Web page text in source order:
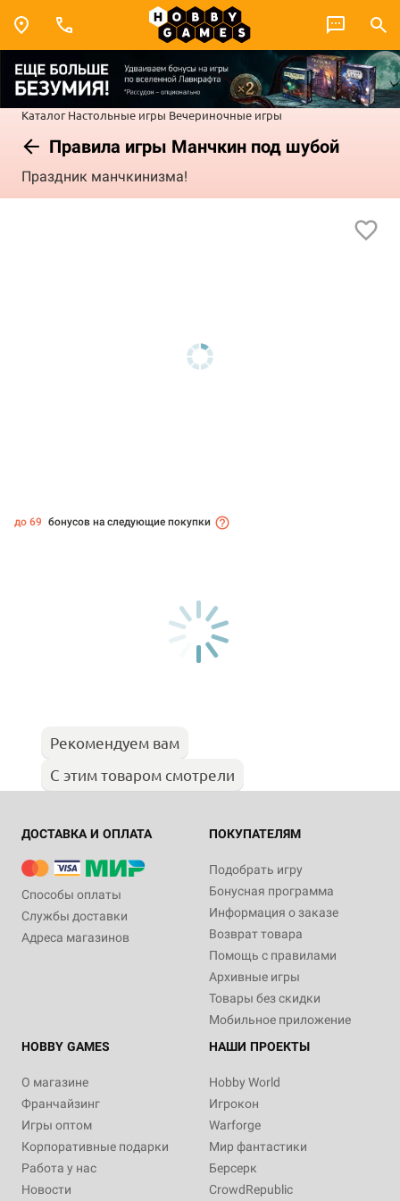
Каталог Настольные игры Вечериночные игры
Правила игры Манчкин под шубой
Праздник манчкинизма!
до 69 бонусов на следующие покупки
Рекомендуем вам
С этим товаром смотрели
ДОСТАВКА И ОПЛАТА
Способы оплаты
Службы доставки
Адреса магазинов
ПОКУПАТЕЛЯМ
Подобрать игру
Бонусная программа
Информация о заказе
Возврат товара
Помощь с правилами
Архивные игры
Товары без скидки
Мобильное приложение
HOBBY GAMES
О магазине
Франчайзинг
Игры оптом
Корпоративные подарки
Работа у нас
Новости
НАШИ ПРОЕКТЫ
Hobby World
Игрокон
Warforge
Мир фантастики
Берсерк
CrowdRepublic